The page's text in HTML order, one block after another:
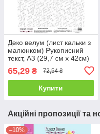
Деко велум (лист кальки з
малюнком) Рукописний
текст, А3 (29,7 см х 42см)
65,29 ₴ 72,54 ₴
Купити
Акційні пропозиції та
–10%